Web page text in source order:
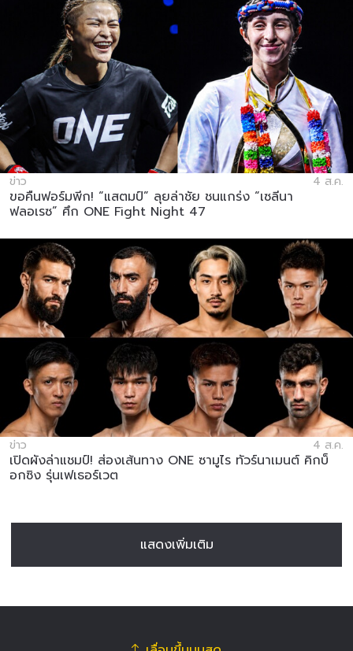
ข่าว 4 ส.ค.
ขอคืนฟอร์มพีก! “แสตมป์” ลุยล่าชัย ชนแกร่ง “เซลีนา
ฟลอเรซ” ศึก ONE Fight Night 47
ข่าว 4 ส.ค.
เปิดผังล่าแชมป์! ส่องเส้นทาง ONE ซามูไร ทัวร์นาเมนต์ คิกบ็
อกซิง รุ่นเฟเธอร์เวต
แสดงเพิ่มเติม